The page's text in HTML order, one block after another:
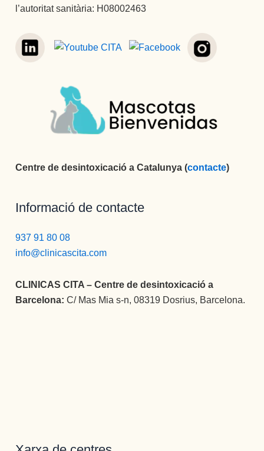
l’autoritat sanitària: H08002463
Centre de desintoxicació a Catalunya (contacte)
Informació de contacte
937 91 80 08
info@clinicascita.com
CLINICAS CITA – Centre de desintoxicació a
Barcelona:C/ Mas Mia s-n, 08319 Dosrius, Barcelona.